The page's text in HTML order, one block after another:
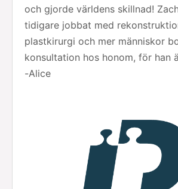
och gjorde världens skillnad!
tidigare jobbat med
plastkirurgi och mer människor
konsultation hos honom, för han
-Alice